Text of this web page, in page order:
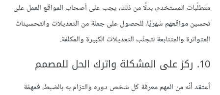
متطلّبات المستخدم، بدلًا من ذلك، يجب على أصحاب المواقع العمل على
تحسين مواقعهم شهريًا، للحصول على جملة من التعديلات والتحسينات
المتواترة والمتتابعة لتجنّب التعديلات الكبيرة والمكلفة.
10. ركز على المشكلة واترك الحل للمصمم
أعتقد أنّه من المهم معرفة كل شخص دوره والتزام به بالضبط، فمهمّة